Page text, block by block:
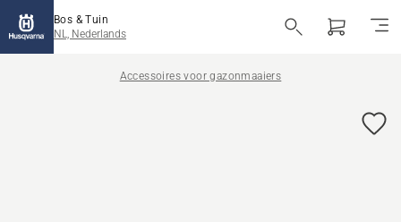
Bos & Tuin
NL, Nederlands
Accessoires voor gazonmaaiers